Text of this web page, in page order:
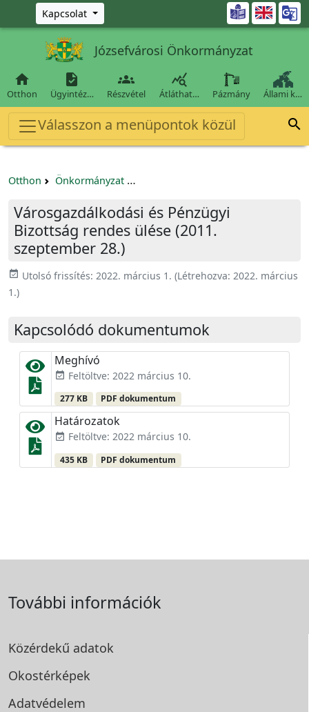
Ugrás a fő tartalomra
Kapcsolat 
Józsefvárosi Önkormányzat

Otthon

Ügyintéz…

Részvétel

Átláthat… Pázmány Állami k…
Válasszon a menüpontok közül 
Otthon Önkormányzat
Városgazdálkodási és Pénzügyi
Bizottság rendes ülése (2011.
szeptember 28.)
event_available Utolsó frissítés: 2022. március 1. (Létrehozva: 2022. március
1.)
Kapcsolódó dokumentumok
Meghívó
event_available Feltöltve: 2022 március 10.
277 KB PDF dokumentum
Határozatok
event_available Feltöltve: 2022 március 10.
435 KB PDF dokumentum
További információk
Közérdekű adatok
Okostérképek
Adatvédelem